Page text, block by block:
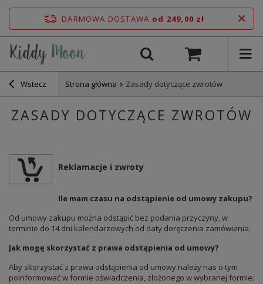
DARMOWA DOSTAWA od 249,00 zł
Wstecz Strona główna Zasady dotyczące zwrotów
ZASADY DOTYCZĄCE ZWROTÓW
Reklamacje i zwroty
Ile mam czasu na odstąpienie od umowy zakupu?
Od umowy zakupu można odstąpić bez podania przyczyny, w
terminie do 14 dni kalendarzowych od daty doręczenia zamówienia.
Jak mogę skorzystać z prawa odstąpienia od umowy?
Aby skorzystać z prawa odstąpienia od umowy należy nas o tym
poinformować w formie oświadczenia, złożonego w wybranej formie: